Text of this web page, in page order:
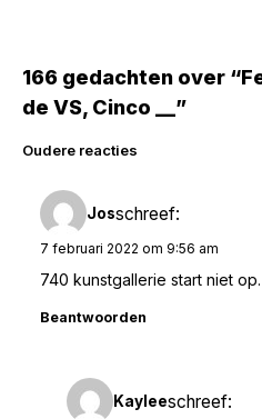
166 gedachten over
de VS, Cinco __”
Reacties
navigatie
Oudere reacties
Josschreef:
7 februari 2022 om 9:56 am
740 kunstgallerie start niet
Beantwoorden
Kayleeschreef: